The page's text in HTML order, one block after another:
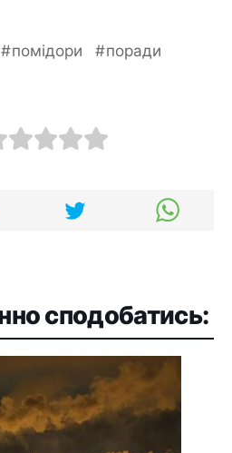
помідори
поради
сподобатись: